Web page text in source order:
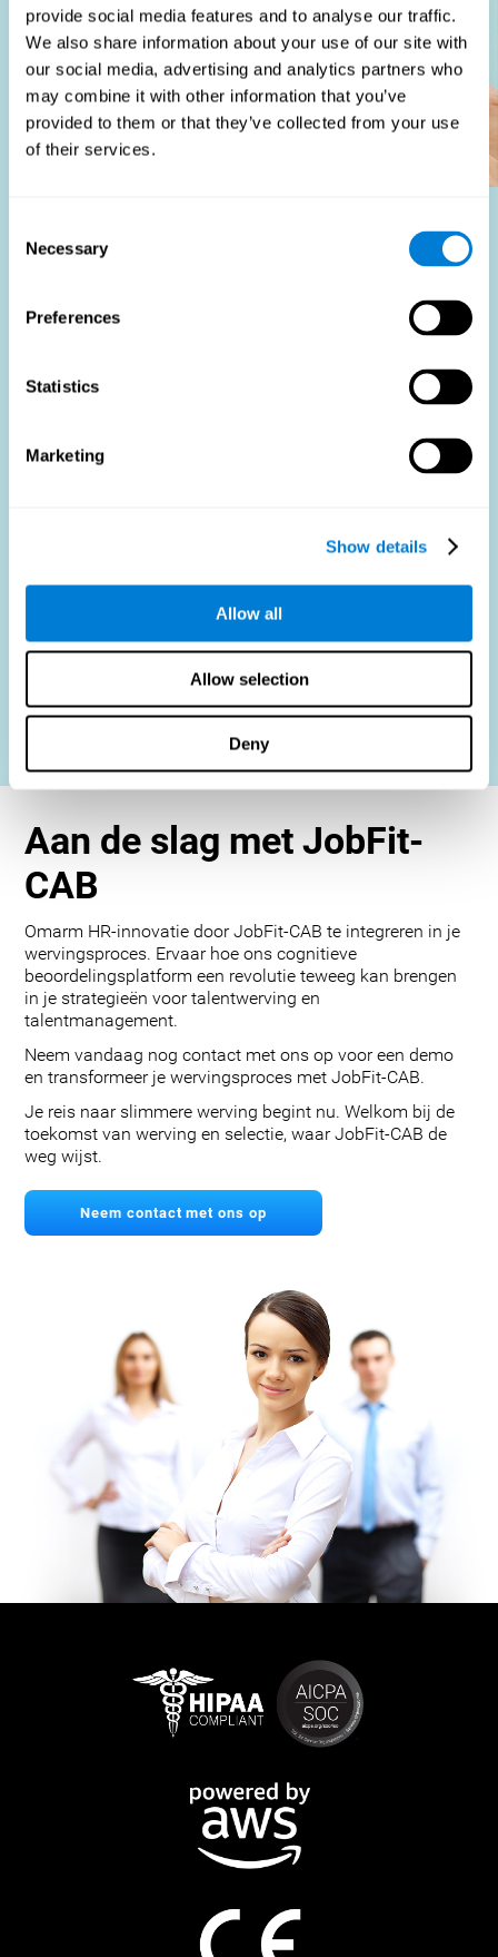
provide social media features and to analyse our traffic.
We also share information about your use of our site with
our social media, advertising and analytics partners who
may combine it with other information that you’ve
provided to them or that they’ve collected from your use
of their services.
Selection
Necessary
Preferences
Statistics
Marketing
Show details
Allow all
Allow selection
Deny
Wie Profiteert Hiervan?
uit van een uitgebreide wervingsstrategie, met als doel
het wervingsproces te stroomlijnen door objectieve
wervingsproces ondersteunen. Deze beoordelingen zijn
niet alleen nuttig voor het identificeren van de meest
eerlijkheid en diversiteit in het wervingsproces door zich
te richten op de specifieke vereisten van de baan in
tevredenheid door kandidaten nauwkeurig te matchen
Aan de slag met JobFit-
CAB
Omarm HR-innovatie door JobFit-CAB te integreren in je
wervingsproces. Ervaar hoe ons cognitieve
beoordelingsplatform een revolutie teweeg kan brengen
in je strategieën voor talentwerving en
talentmanagement.
Neem vandaag nog contact met ons op voor een demo
en transformeer je wervingsproces met JobFit-CAB.
Je reis naar slimmere werving begint nu. Welkom bij de
toekomst van werving en selectie, waar JobFit-CAB de
weg wijst.
Neem contact met ons op